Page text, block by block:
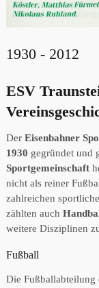
1930 - 2012
ESV
Der Eisenbahner
1930 gegründet und
Sportgemeinschaft
nicht als reiner
zahlreichen
zählten auch
weitere Disziplinen
Fußball
Die Fußballabteilung